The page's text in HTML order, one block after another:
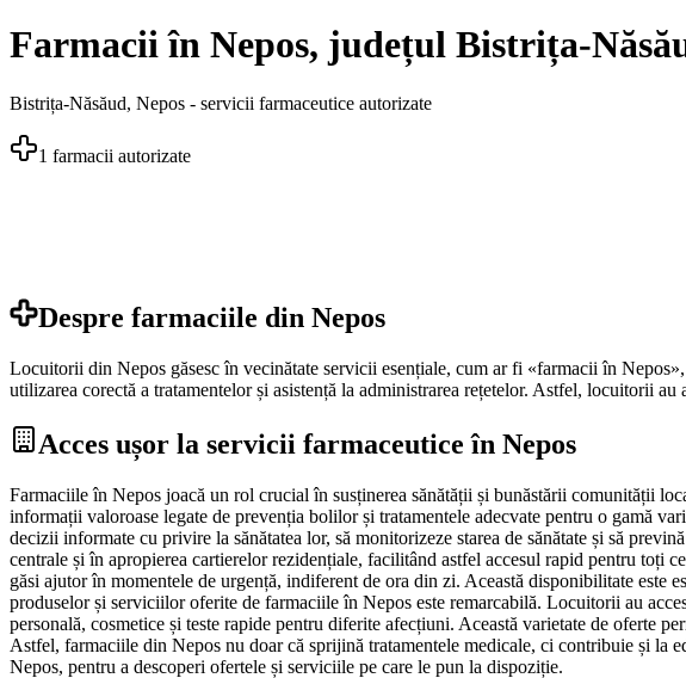
Farmacii în Nepos, județul Bistrița-
Bistrița-Năsăud, Nepos - servicii farmaceutice autorizate
1 farmacii autorizate
Despre farmaciile din Nepos
Locuitorii din Nepos găsesc în vecinătate servicii esențiale, cum ar fi «farmacii în
utilizarea corectă a tratamentelor și asistență la administrarea rețetelor. Astfel, locuitorii
Acces ușor la servicii farmaceutice în Nepos
Farmaciile în Nepos joacă un rol crucial în susținerea sănătății și bunăstării comunității
informații valoroase legate de prevenția bolilor și tratamentele adecvate pentru o gamă
decizii informate cu privire la sănătatea lor, să monitorizeze starea de sănătate și să
centrale și în apropierea cartierelor rezidențiale, facilitând astfel accesul rapid pentru toți
găsi ajutor în momentele de urgență, indiferent de ora din zi. Această disponibilitate este
produselor și serviciilor oferite de farmaciile în Nepos este remarcabilă. Locuitorii au
personală, cosmetice și teste rapide pentru diferite afecțiuni. Această varietate de oferte
Astfel, farmaciile din Nepos nu doar că sprijină tratamentele medicale, ci contribuie și
Nepos, pentru a descoperi ofertele și serviciile pe care le pun la dispoziție.